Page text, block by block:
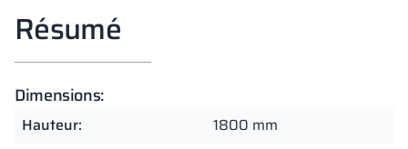
Résumé
Dimensions:
Hauteur:
1800 mm